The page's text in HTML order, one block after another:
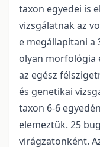
taxon egyedei is
vizsgálatnak az
e megállapítani a
olyan morfológia
az egész
és genetikai
taxon 6-6
elemeztük. 25
virágzatonként.